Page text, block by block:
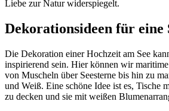
Liebe zur Natur widerspiegelt.
Dekorationsideen für eine
Die Dekoration einer Hochzeit am See
inspirierend sein. Hier können wir
von Muscheln über Seesterne bis hin zu
und Weiß. Eine schöne Idee ist es, Tische
zu decken und sie mit weißen